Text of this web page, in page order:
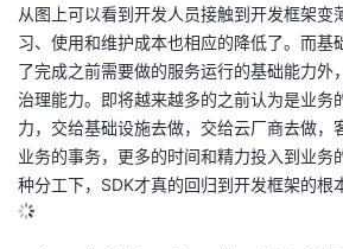
从图上可以看到开发人员接触到开发框架变
习、使用和维护成本也相应的降低了。而基
了完成之前需要做的服务运行的基础能力外
治理能力。即将越来越多的之前认为是业务
力，交给基础设施去做，交给云厂商去做，
业务的事务，更多的时间和精力投入到业务
种分工下，SDK才真的回归到开发框架的根